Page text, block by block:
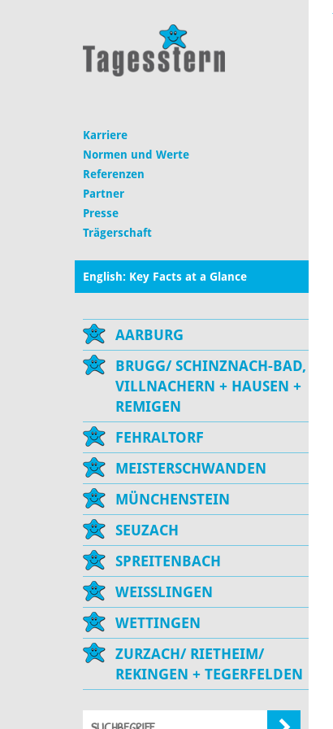
Karriere
Normen und Werte
Referenzen
Partner
Presse
Trägerschaft
English: Key Facts at a Glance
AARBURG
BRUGG/ SCHINZNACH-BAD,
VILLNACHERN + HAUSEN +
REMIGEN
FEHRALTORF
MEISTERSCHWANDEN
MÜNCHENSTEIN
SEUZACH
SPREITENBACH
WEISSLINGEN
WETTINGEN
ZURZACH/ RIETHEIM/
REKINGEN + TEGERFELDEN